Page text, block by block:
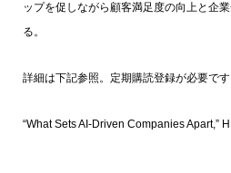
ップを促しながら顧客満足度の向上と企
る。
詳細は下記参照。定期購読登録が必要です
“What Sets AI-Driven Companies Apart,”